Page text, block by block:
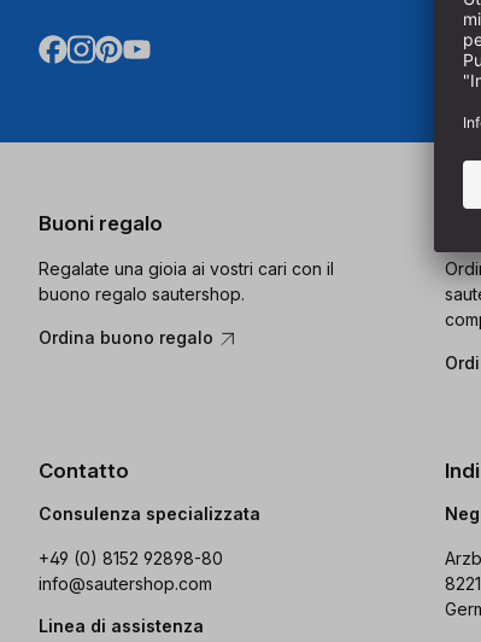
Buoni regalo
Regalate una gioia ai vostri cari con il
buono regalo sautershop.
Ordina buono regalo
Contatto
Consulenza specializzata
+49 (0) 8152 92898-80
info@sautershop.com
Linea di assistenza